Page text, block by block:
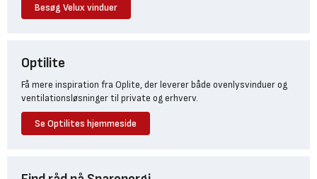
Besøg Velux vinduer
Optilite
Få mere inspiration fra Oplite, der leverer både ovenlysvinduer og
ventilationsløsninger til private og erhverv.
Se Optilites hjemmeside